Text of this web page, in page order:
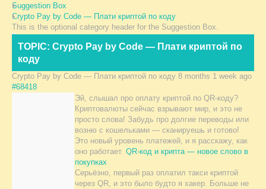
Suggestion Box
Crypto Pay by Code — Плати криптой по коду
This is the optional category header for the Suggestion Box.
TOPIC: Crypto Pay by Code — Плати криптой по
коду
Crypto Pay by Code — Плати криптой по коду 8 months 1 week ago
#68418
Эй, слышал про оплату криптой по QR-коду?
Криптовалюты сейчас взрывают мир, и это не
просто слова! Забудь про долгие переводы или
возню с кошельками — сканируешь и готово!
Это новый уровень платежей, и я расскажу, как
оно работает. QR-код и крипта — новое слово в
покупках
Серьёзно, первый раз оплатил такси криптой
через QR, и это было будто я хакер. Больше не